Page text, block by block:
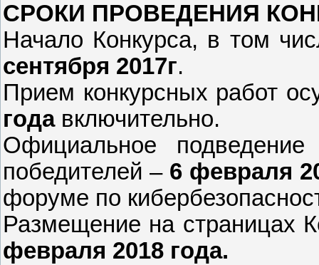
СРОКИ ПРОВЕДЕНИЯ
Начало Конкурса, в том
сентября 2017г.
Прием конкурсных работ
годавключительно.
Официальное
победителей – 6 февраля
форуме по
Размещение на страницах
февраля 2018 года.